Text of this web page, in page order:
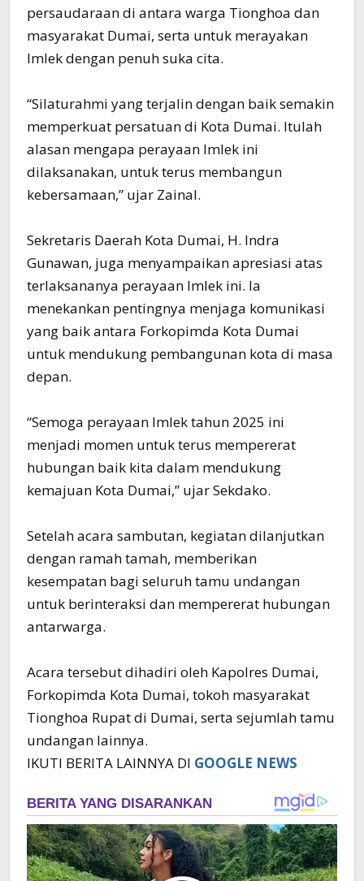
persaudaraan di antara warga Tionghoa dan
masyarakat Dumai, serta untuk merayakan
Imlek dengan penuh suka cita.
“Silaturahmi yang terjalin dengan baik semakin
memperkuat persatuan di Kota Dumai. Itulah
alasan mengapa perayaan Imlek ini
dilaksanakan, untuk terus membangun
kebersamaan,” ujar Zainal.
Sekretaris Daerah Kota Dumai, H. Indra
Gunawan, juga menyampaikan apresiasi atas
terlaksananya perayaan Imlek ini. Ia
menekankan pentingnya menjaga komunikasi
yang baik antara Forkopimda Kota Dumai
untuk mendukung pembangunan kota di masa
depan.
“Semoga perayaan Imlek tahun 2025 ini
menjadi momen untuk terus mempererat
hubungan baik kita dalam mendukung
kemajuan Kota Dumai,” ujar Sekdako.
Setelah acara sambutan, kegiatan dilanjutkan
dengan ramah tamah, memberikan
kesempatan bagi seluruh tamu undangan
untuk berinteraksi dan mempererat hubungan
antarwarga.
Acara tersebut dihadiri oleh Kapolres Dumai,
Forkopimda Kota Dumai, tokoh masyarakat
Tionghoa Rupat di Dumai, serta sejumlah tamu
undangan lainnya.
IKUTI BERITA LAINNYA DI GOOGLE NEWS